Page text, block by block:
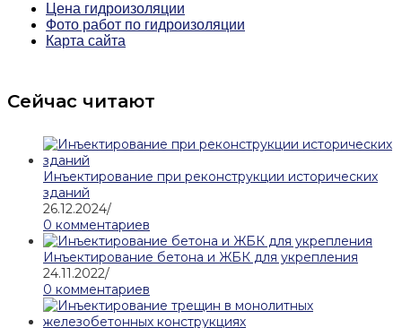
Цена гидроизоляции
Фото работ по гидроизоляции
Карта сайта
Сейчас читают
Инъектирование при реконструкции исторических
зданий
26.12.2024/
0 комментариев
Инъектирование бетона и ЖБК для укрепления
24.11.2022/
0 комментариев